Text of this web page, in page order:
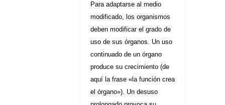
Para adaptarse al medio
modificado, los organismos
deben modificar el grado de
uso de sus órganos. Un uso
continuado de un órgano
produce su crecimiento (de
aquí la frase «la función crea
el órgano»). Un desuso